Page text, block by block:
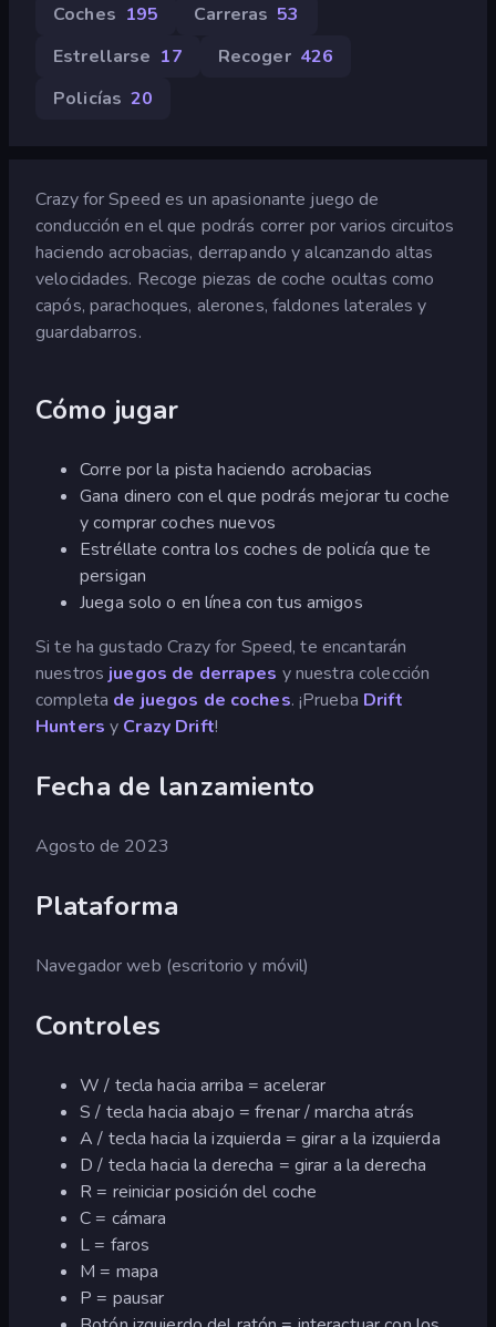
Coches 195 Carreras 53
Estrellarse 17 Recoger 426
Policías 20
Crazy for Speed es un apasionante juego de
conducción en el que podrás correr por varios circuitos
haciendo acrobacias, derrapando y alcanzando altas
velocidades. Recoge piezas de coche ocultas como
capós, parachoques, alerones, faldones laterales y
guardabarros.
Cómo jugar
Corre por la pista haciendo acrobacias
Gana dinero con el que podrás mejorar tu coche
y comprar coches nuevos
Estréllate contra los coches de policía que te
persigan
Juega solo o en línea con tus amigos
Si te ha gustado Crazy for Speed, te encantarán
nuestros juegos de derrapes y nuestra colección
completa de juegos de coches. ¡Prueba Drift
Hunters y Crazy Drift!
Fecha de lanzamiento
Agosto de 2023
Plataforma
Navegador web (escritorio y móvil)
Controles
W / tecla hacia arriba = acelerar
S / tecla hacia abajo = frenar / marcha atrás
A / tecla hacia la izquierda = girar a la izquierda
D / tecla hacia la derecha = girar a la derecha
R = reiniciar posición del coche
C = cámara
L = faros
M = mapa
P = pausar